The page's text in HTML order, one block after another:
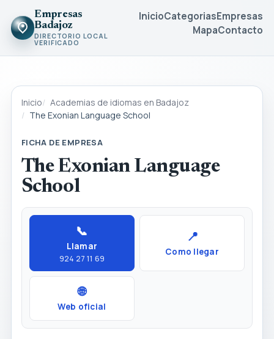
Empresas
Badajoz
DIRECTORIO LOCAL
VERIFICADO
InicioCategoriasEmpresas
MapaContacto
Inicio
Academias de idiomas en Badajoz
The Exonian Language School
FICHA DE EMPRESA
The Exonian Language
School
📞
Llamar
924 27 11 69
📍
Como llegar
🌐
Web oficial